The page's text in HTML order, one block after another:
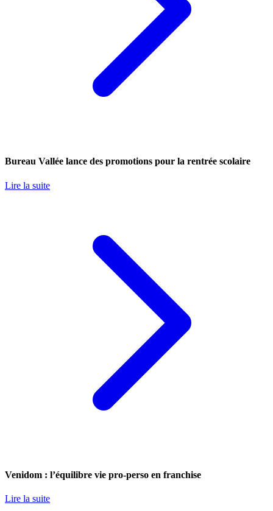
Bureau Vallée lance des promotions pour la rentrée scolaire
Lire la suite
Venidom : l’équilibre vie pro-perso en franchise
Lire la suite